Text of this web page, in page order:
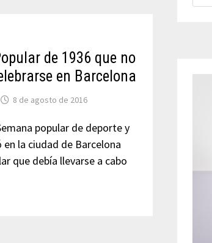
de 1936 que no
en Barcelona
8 de agosto de 2016
popular de deporte y
la ciudad de Barcelona
que debía llevarse a cabo